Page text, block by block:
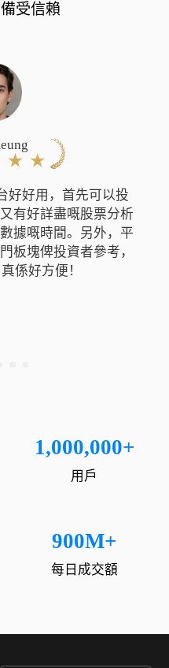
受信賴
好好用， 首先可以投
有好詳盡嘅股票分析
據嘅時間。另外，平
板塊俾投資者參考，
係好方便！
1,000,000+
用戶
900M+
每日成交額